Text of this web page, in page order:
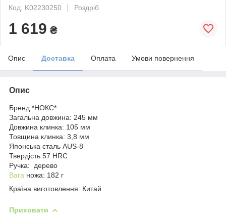
Код: K02230250
Роздріб
1 619 ₴
Опис Доставка Оплата Умови повернення
Опис
Бренд *НОКС*
Загальна довжина: 245 мм
Довжина клинка: 105 мм
Товщина клинка: 3,8 мм
Японська сталь AUS-8
Твердість 57 HRC
Ручка: дерево
Вага ножа: 182 г
Країна виготовлення: Китай
Приховати